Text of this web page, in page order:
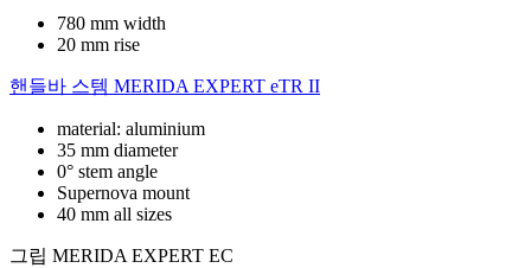
780 mm width
20 mm rise
핸들바 스템 MERIDA EXPERT eTR II
material: aluminium
35 mm diameter
0° stem angle
Supernova mount
40 mm all sizes
그립 MERIDA EXPERT EC